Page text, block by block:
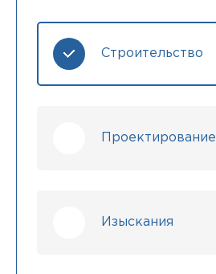
Строительство
Проектирование
Изыскания